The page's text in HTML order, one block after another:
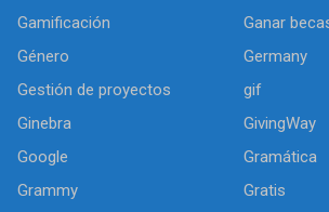
Gamificación
Ganar
Género
Germany
Gestión de proyectos
gif
Ginebra
GivingWay
Google
Gramática
Grammy
Gratis